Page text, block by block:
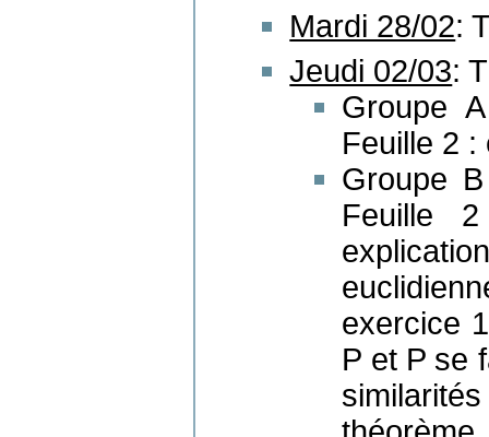
Mardi 28/02:
Jeudi 02/03:
Groupe
Feuille 2
Groupe
Feuille
exercice
P et P se